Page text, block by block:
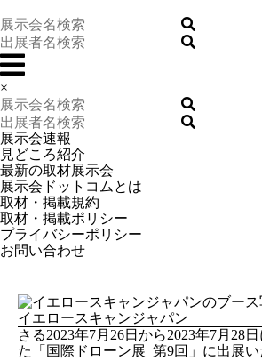
×
展示会速報
見どころ紹介
最新の取材展示会
展示会ドットコムとは
取材・掲載規約
取材・掲載ポリシー
プライバシーポリシー
お問い合わせ
イエロースキャンジャパン
さる2023年7月26日から2023年7月28
た「国際ドローン展_第9回」に出展い